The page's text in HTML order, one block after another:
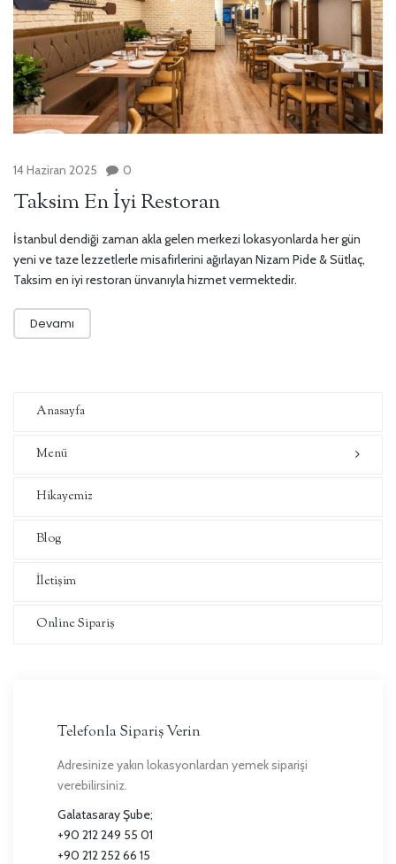
14 Haziran 2025 0
Taksim En İyi Restoran
İstanbul dendiği zaman akla gelen merkezi lokasyonlarda her gün
yeni ve taze lezzetlerle misafirlerini ağırlayan Nizam Pide & Sütlaç,
Taksim en iyi restoran ünvanıyla hizmet vermektedir.
Devamı
Anasayfa
Menü
Hikayemiz
Blog
İletişim
Online Sipariş
Telefonla Sipariş Verin
Adresinize yakın lokasyonlardan yemek siparişi
verebilirsiniz.
Galatasaray Şube;
+90 212 249 55 01
+90 212 252 66 15